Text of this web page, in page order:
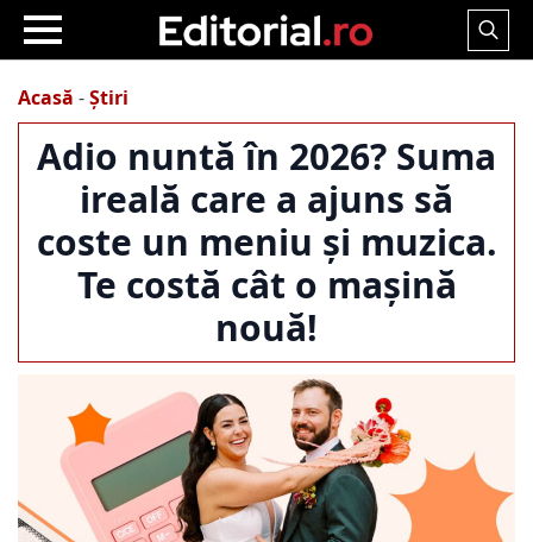
Search
Acasă -Știri
Adio nuntă în 2026? Suma
ireală care a ajuns să
coste un meniu și muzica.
Te costă cât o mașină
nouă!